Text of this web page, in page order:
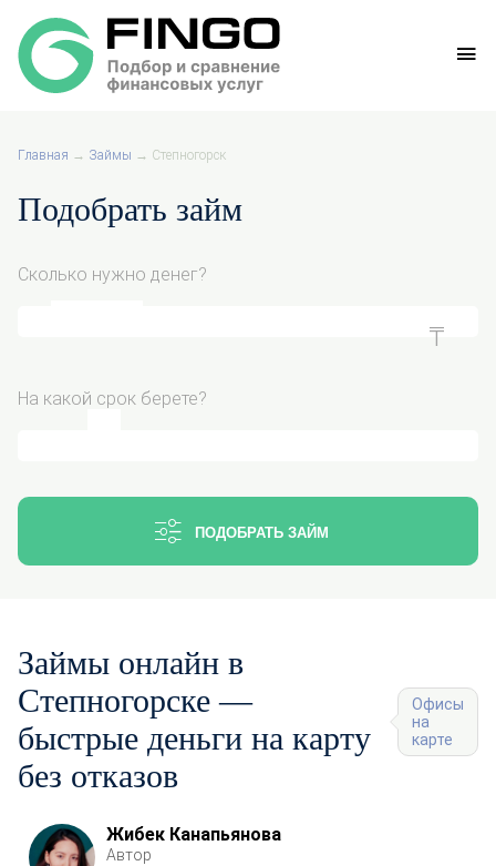
Главная → Займы → Степногорск
Подобрать займ
Сколько нужно денег?
На какой срок берете?
ПОДОБРАТЬ ЗАЙМ
Займы онлайн в
Степногорске —
быстрые деньги на карту
без отказов
Офисы
на
карте
Жибек Канапьянова
Автор